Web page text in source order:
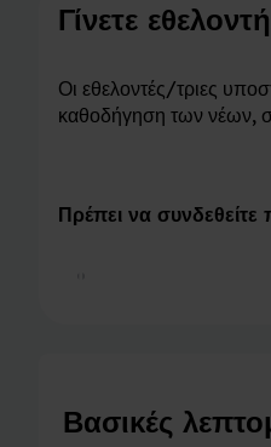
Γίνετε
Οι εθελοντές/τριες
καθοδήγηση των νέων,
Πρέπει να συνδεθείτε
Βασικές